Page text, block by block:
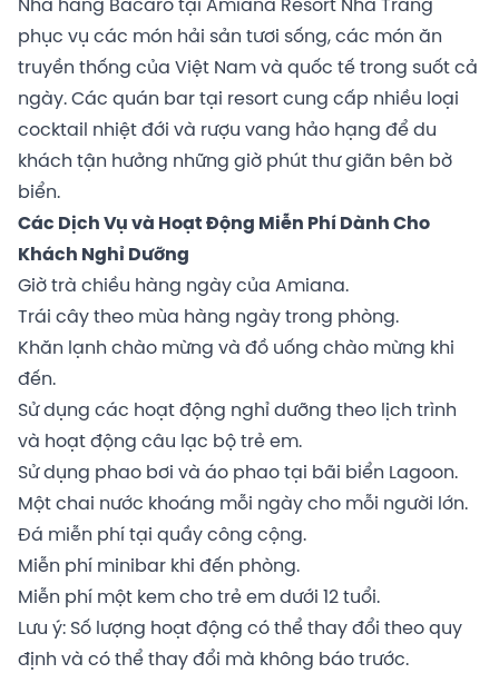
Nhà hàng Bacaro tại Amiana Resort Nha Trang
phục vụ các món hải sản tươi sống, các món ăn
truyền thống của Việt Nam và quốc tế trong suốt cả
ngày. Các quán bar tại resort cung cấp nhiều loại
cocktail nhiệt đới và rượu vang hảo hạng để du
khách tận hưởng những giờ phút thư giãn bên bờ
biển.
Các Dịch Vụ và Hoạt Động Miễn Phí Dành Cho
Khách Nghỉ Dưỡng
Giờ trà chiều hàng ngày của Amiana.
Trái cây theo mùa hàng ngày trong phòng.
Khăn lạnh chào mừng và đồ uống chào mừng khi
đến.
Sử dụng các hoạt động nghỉ dưỡng theo lịch trình
và hoạt động câu lạc bộ trẻ em.
Sử dụng phao bơi và áo phao tại bãi biển Lagoon.
Một chai nước khoáng mỗi ngày cho mỗi người lớn.
Đá miễn phí tại quầy công cộng.
Miễn phí minibar khi đến phòng.
Miễn phí một kem cho trẻ em dưới 12 tuổi.
Lưu ý: Số lượng hoạt động có thể thay đổi theo quy
định và có thể thay đổi mà không báo trước.